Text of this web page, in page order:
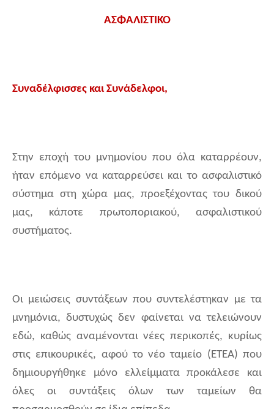
ΑΣΦΑΛΙΣΤΙΚΟ
Συναδέλφισσες και Συνάδελφοι,
Στην εποχή του μνημονίου που όλα καταρρέουν,
ήταν επόμενο να καταρρεύσει και το ασφαλιστικό
σύστημα στη χώρα μας, προεξέχοντας του δικού
μας, κάποτε πρωτοποριακού, ασφαλιστικού
συστήματος.
Οι μειώσεις συντάξεων που συντελέστηκαν με τα
μνημόνια, δυστυχώς δεν φαίνεται να τελειώνουν
εδώ, καθώς αναμένονται νέες περικοπές, κυρίως
στις επικουρικές, αφού το νέο ταμείο (ΕΤΕΑ) που
δημιουργήθηκε μόνο ελλείμματα προκάλεσε και
όλες οι συντάξεις όλων των ταμείων θα